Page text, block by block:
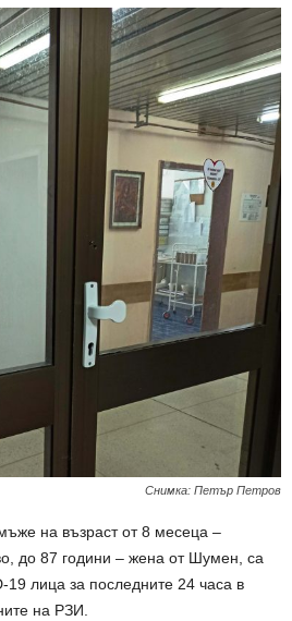
Снимка: Петър Петров
на възраст от 8 месеца –
до 87 години – жена от Шумен, са
19 лица за последните 24 часа в
на РЗИ.